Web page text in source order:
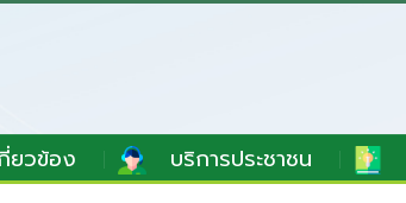
ยวข้อง บริการประชาชน